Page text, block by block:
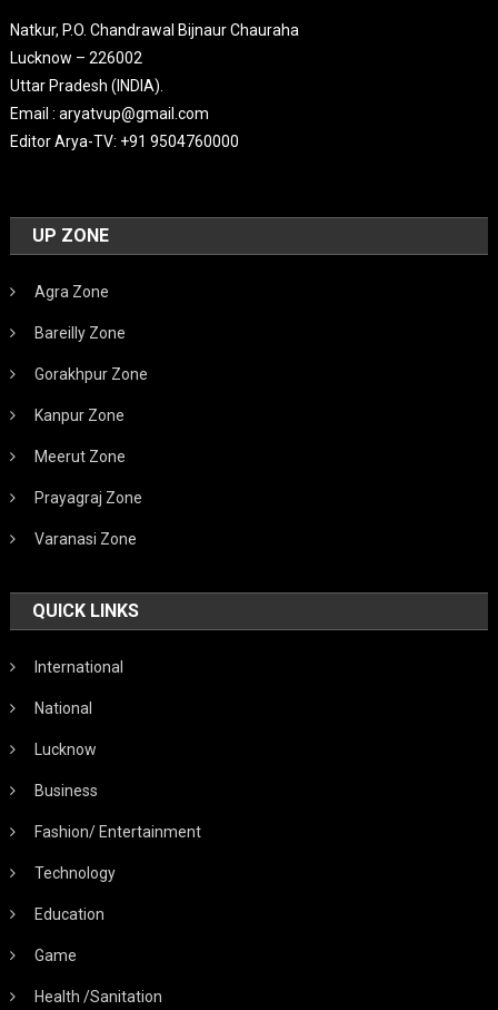
Natkur, P.O. Chandrawal Bijnaur Chauraha
Lucknow – 226002
Uttar Pradesh (INDIA).
Email : aryatvup@gmail.com
Editor Arya-TV: +91 9504760000
UP ZONE
Agra Zone
Bareilly Zone
Gorakhpur Zone
Kanpur Zone
Meerut Zone
Prayagraj Zone
Varanasi Zone
QUICK LINKS
International
National
Lucknow
Business
Fashion/ Entertainment
Technology
Education
Game
Health /Sanitation